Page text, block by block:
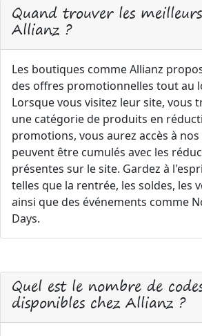
Quand trouver les
Allianz ?
Les boutiques comme Allianz
des offres promotionnelles tout au
Lorsque vous visitez leur site, vous
une catégorie de produits en
promotions, vous aurez accès à
peuvent être cumulés avec les
présentes sur le site. Gardez à
telles que la rentrée, les soldes, les
ainsi que des événements comme
Days.
Quel est le nombre de
disponibles chez Allianz ?